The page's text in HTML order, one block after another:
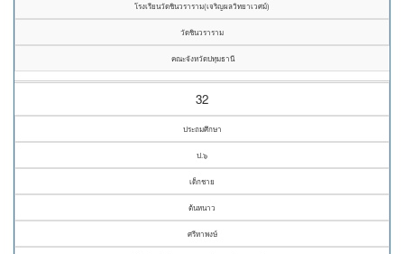
โรงเรียนวัดชินวราราม(เจริญผลวิทยาเวศม์)
วัดชินวราราม
คณะจังหวัดปทุมธานี
32
ประถมศึกษา
ป.๖
เด็กชาย
ต้นหนาว
ศรีหาพงษ์